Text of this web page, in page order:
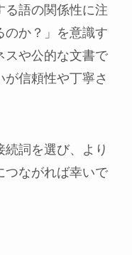
る語の関係性に注
のか？」を意識す
スや公的な文書で
信頼性や丁寧さ
詞を選び、より
つながれば幸いで